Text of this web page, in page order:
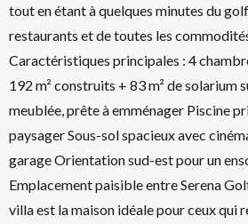
tout en étant à quelques minutes du
restaurants et de toutes les
Caractéristiques principales : 4
192 m² construits + 83 m² de solarium
meublée, prête à emménager Piscine
paysager Sous-sol spacieux avec
garage Orientation sud-est pour un
Emplacement paisible entre Serena
villa est la maison idéale pour ceux qui